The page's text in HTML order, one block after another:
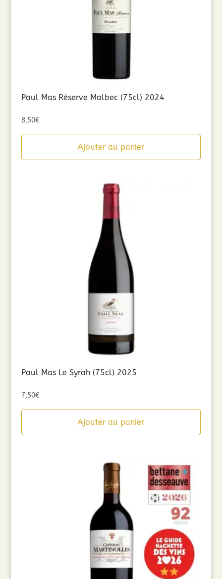
Paul Mas Réserve Malbec (75cl) 2024
8,50€
Ajouter au panier
Paul Mas Le Syrah (75cl) 2025
7,50€
Ajouter au panier